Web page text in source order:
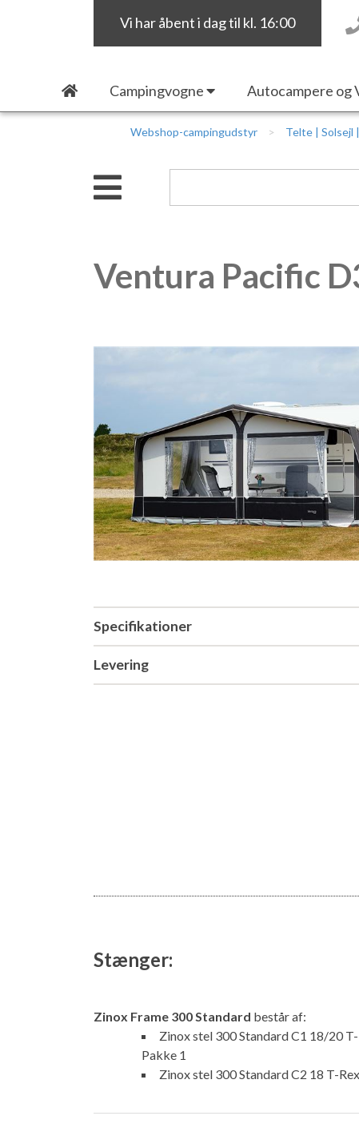
Vi har åbent i dag til kl. 16:00
Campingvogne Autocampere og
Webshop-campingudstyr Telte | Solsejl
Ventura Pacific
Specifikationer
Levering
Stænger:
Zinox Frame 300 Standard består af:
Zinox stel 300 Standard C1 18/20
Pakke 1
Zinox stel 300 Standard C2 18 T-